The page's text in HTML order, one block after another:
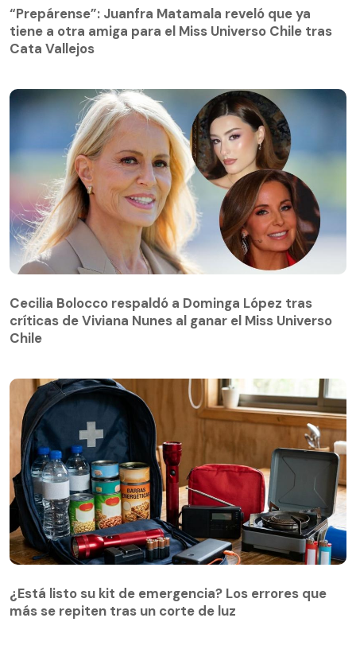
“Prepárense”: Juanfra Matamala reveló que ya
tiene a otra amiga para el Miss Universo Chile tras
Cata Vallejos
críticas de Viviana Nunes al ganar el Miss Universo
Chile
Cecilia Bolocco respaldó a Dominga López tras
críticas de Viviana Nunes al ganar el Miss Universo
Chile
¿Está listo su kit de emergencia? Los errores que
más se repiten tras un corte de luz